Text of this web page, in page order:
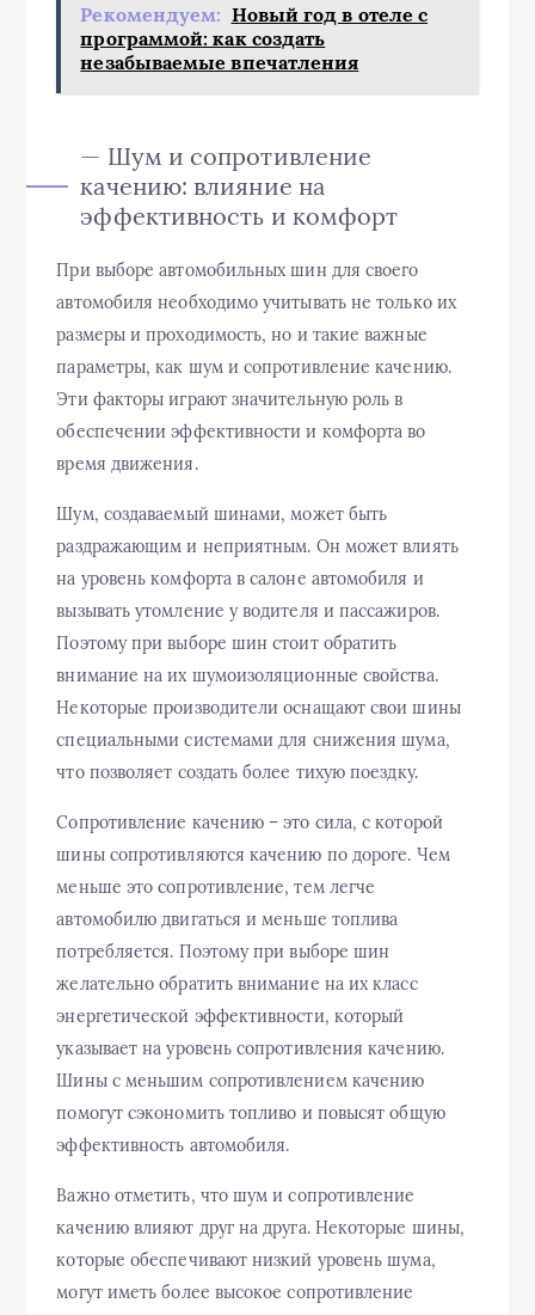
Рекомендуем: Новый год в отеле с
программой: как создать
незабываемые впечатления
— Шум и сопротивление
качению: влияние на
эффективность и комфорт
При выборе автомобильных шин для своего
автомобиля необходимо учитывать не только их
размеры и проходимость, но и такие важные
параметры, как шум и сопротивление качению.
Эти факторы играют значительную роль в
обеспечении эффективности и комфорта во
время движения.
Шум, создаваемый шинами, может быть
раздражающим и неприятным. Он может влиять
на уровень комфорта в салоне автомобиля и
вызывать утомление у водителя и пассажиров.
Поэтому при выборе шин стоит обратить
внимание на их шумоизоляционные свойства.
Некоторые производители оснащают свои шины
специальными системами для снижения шума,
что позволяет создать более тихую поездку.
Сопротивление качению – это сила, с которой
шины сопротивляются качению по дороге. Чем
меньше это сопротивление, тем легче
автомобилю двигаться и меньше топлива
потребляется. Поэтому при выборе шин
желательно обратить внимание на их класс
энергетической эффективности, который
указывает на уровень сопротивления качению.
Шины с меньшим сопротивлением качению
помогут сэкономить топливо и повысят общую
эффективность автомобиля.
Важно отметить, что шум и сопротивление
качению влияют друг на друга. Некоторые шины,
которые обеспечивают низкий уровень шума,
могут иметь более высокое сопротивление